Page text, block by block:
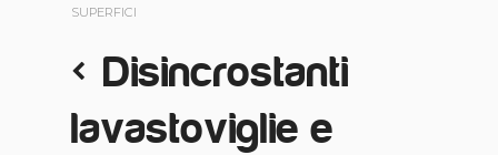
SUPERFICI
Disincrostanti
lavastoviglie e